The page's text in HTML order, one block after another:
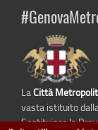
LaCittà
vasta istituito
Sostituisce la